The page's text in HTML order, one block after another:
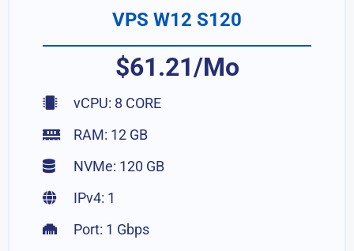
VPS W12 S120
$61.21/Mo
vCPU: 8 CORE
RAM: 12 GB
NVMe: 120 GB
IPv4: 1
Port: 1 Gbps